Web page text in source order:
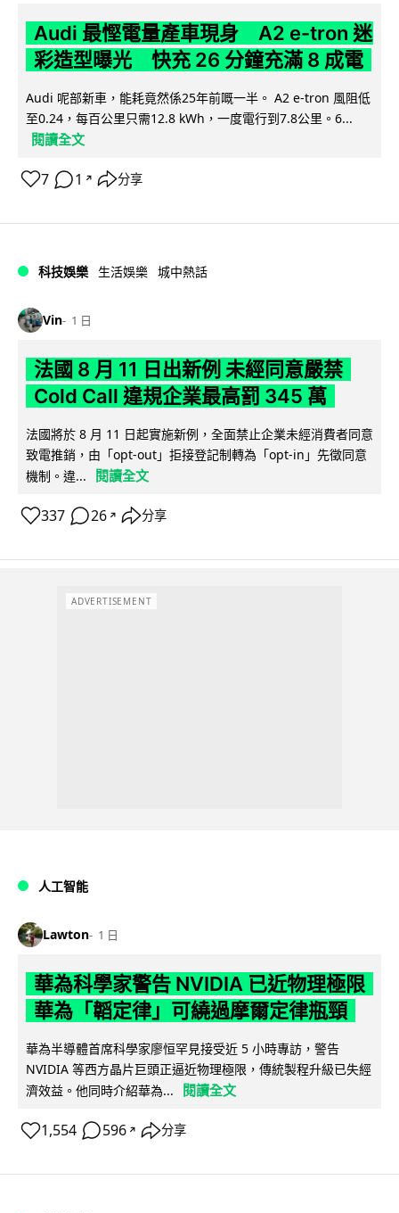
Audi 最慳電量產車現身 A2 e-tron 迷
彩造型曝光 快充 26 分鐘充滿 8 成電
Audi 呢部新車，能耗竟然係25年前嘅一半。 A2 e-tron 風阻低
至0.24，每百公里只需12.8 kWh，一度電行到7.8公里。6...
閱讀全文
7 1 ↗ 分享
科技娛樂 生活娛樂 城中熱話
Vin 1 日
法國 8 月 11 日出新例 未經同意嚴禁
Cold Call 違規企業最高罰 345 萬
法國將於 8 月 11 日起實施新例，全面禁止企業未經消費者同意
致電推銷，由「opt-out」拒接登記制轉為「opt-in」先徵同意
機制。違...
閱讀全文
337 26 ↗ 分享
ADVERTISEMENT
人工智能
Lawton 1 日
華為科學家警告 NVIDIA 已近物理極限
華為「韜定律」可繞過摩爾定律瓶頸
華為半導體首席科學家廖恒罕見接受近 5 小時專訪，警告
NVIDIA 等西方晶片巨頭正逼近物理極限，傳統製程升級已失經
濟效益。他同時介紹華為...
閱讀全文
1,554 596 ↗ 分享